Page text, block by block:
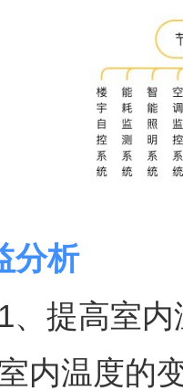
分析
高室内
温度的变